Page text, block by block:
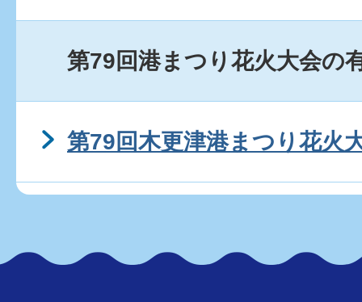
第79回港まつり花火大会の
第79回木更津港まつり花火